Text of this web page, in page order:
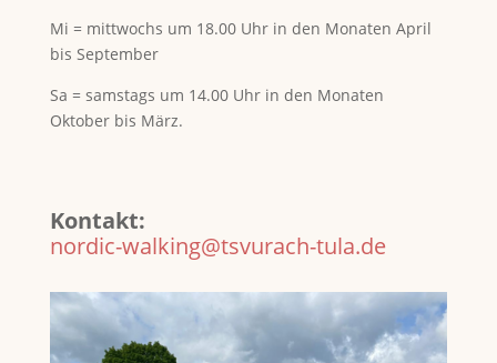
Mi = mittwochs um 18.00 Uhr in den Monaten April
bis September
Sa = samstags um 14.00 Uhr in den Monaten
Oktober bis März.
Kontakt:
nordic-walking@tsvurach-tula.de